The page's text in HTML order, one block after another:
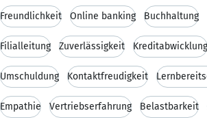
Freundlichkeit Online banking Buchhaltung
Filialleitung Zuverlässigkeit Kreditabwicklung
Umschuldung Kontaktfreudigkeit
Empathie Vertriebserfahrung Belastbarkeit